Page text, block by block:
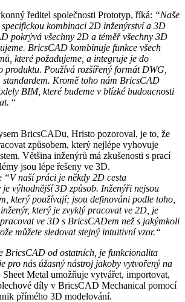
ředitel společnosti Prototyp, říká: “Naše
kombinaci 2D inženýrství a 3D
pokrývá všechny 2D a téměř všechny 3D
BricsCAD kombinuje funkce všech
které požadujeme, a integruje je do
produktu. Používá rozšířený formát DWG,
Kromě toho nám BricsCAD
BIM, které budeme v blízké budoucnosti
“
BricsCADu, Hristo pozoroval, je to, že
způsobem, který nejlépe vyhovuje
Většina inženýrů má zkušenosti s prací
jsou lépe řešeny ve 3D.
“V naší práci je někdy 2D cesta
výhodnější 3D způsob. Inženýři nejsou
který používají; jsou definováni podle toho,
který je zvyklý pracovat ve 2D, je
ve 3D s BricsCADem než s jakýmkoli
můžete sledovat stejný intuitivní vzor.“
BricsCAD od ostatních, je funkcionalita
pro nás úžasný nástroj jakoby vytvořený na
Metal umožňuje vytvářet, importovat,
díly v BricsCAD Mechanical pomocí
přímého 3D modelování.